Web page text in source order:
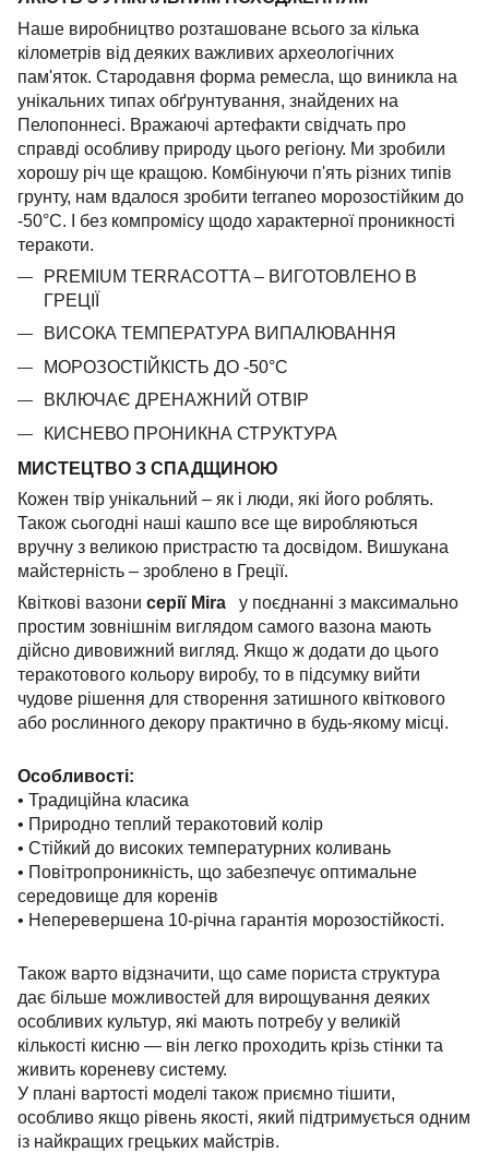
Наше виробництво розташоване всього за кілька
кілометрів від деяких важливих археологічних
пам'яток. Стародавня форма ремесла, що виникла на
унікальних типах обґрунтування, знайдених на
Пелопоннесі. Вражаючі артефакти свідчать про
справді особливу природу цього регіону. Ми зробили
хорошу річ ще кращою. Комбінуючи п'ять різних типів
грунту, нам вдалося зробити terraneo морозостійким до
-50°C. І без компромісу щодо характерної проникності
теракоти.
PREMIUM TERRACOTTA – ВИГОТОВЛЕНО В
ГРЕЦІЇ
ВИСОКА ТЕМПЕРАТУРА ВИПАЛЮВАННЯ
МОРОЗОСТІЙКІСТЬ ДО -50°C
ВКЛЮЧАЄ ДРЕНАЖНИЙ ОТВІР
КИСНЕВО ПРОНИКНА СТРУКТУРА
МИСТЕЦТВО З СПАДЩИНОЮ
Кожен твір унікальний – як і люди, які його роблять.
Також сьогодні наші кашпо все ще виробляються
вручну з великою пристрастю та досвідом. Вишукана
майстерність – зроблено в Греції.
Квіткові вазони серії Mira у поєднанні з максимально
простим зовнішнім виглядом самого вазона мають
дійсно дивовижний вигляд. Якщо ж додати до цього
теракотового кольору виробу, то в підсумку вийти
чудове рішення для створення затишного квіткового
або рослинного декору практично в будь-якому місці.
Особливості:
• Традиційна класика
• Природно теплий теракотовий колір
• Стійкий до високих температурних коливань
• Повітропроникність, що забезпечує оптимальне
середовище для коренів
• Неперевершена 10-річна гарантія морозостійкості.
Також варто відзначити, що саме пориста структура
дає більше можливостей для вирощування деяких
особливих культур, які мають потребу у великій
кількості кисню — він легко проходить крізь стінки та
живить кореневу систему.
У плані вартості моделі також приємно тішити,
особливо якщо рівень якості, який підтримується одним
із найкращих грецьких майстрів.